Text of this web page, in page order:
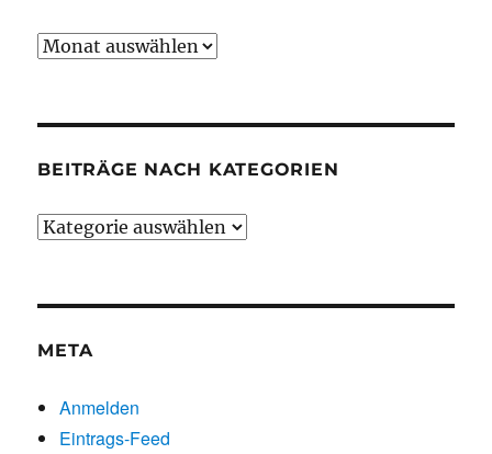
Beiträge
BEITRÄGE NACH KATEGORIEN
Beiträge
META
Anmelden
Eintrags-Feed